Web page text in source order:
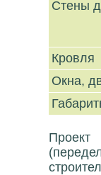
Стены
Кровля
Окна,